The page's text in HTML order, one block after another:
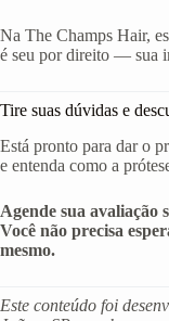
Na The Champs Hair,
é seu por direito — sua
Tire suas dúvidas e
Está pronto para dar o
e entenda como a
Agende sua avaliação
Você não precisa
mesmo.
Este conteúdo foi